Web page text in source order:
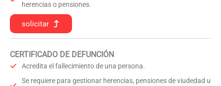
herencias o pensiones.
solicitar
CERTIFICADO DE DEFUNCIÓN
Acredita el fallecimiento de una persona.
Se requiere para gestionar herencias, pensiones de viudedad u